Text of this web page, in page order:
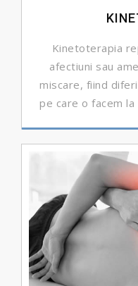
Kinetoterapia
afectiuni sau
miscare, fiind
pe care o facem